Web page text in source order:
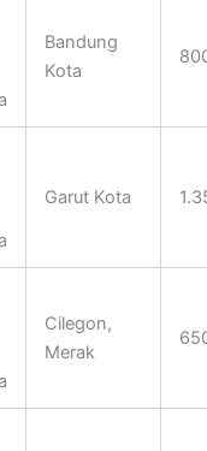
Bandung
Kota
Garut Kota
Cilegon,
Merak